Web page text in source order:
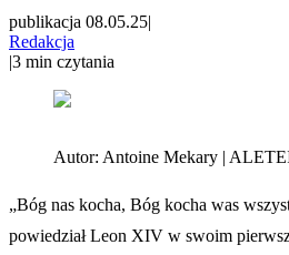
publikacja 08.05.25|
Redakcja
|3 min czytania
Autor: Antoine Mekary |
„Bóg nas kocha, Bóg kocha was
powiedział Leon XIV w swoim